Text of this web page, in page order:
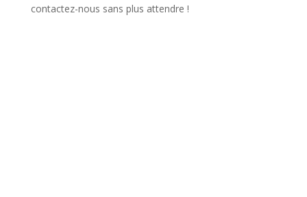
contactez-nous sans plus attendre !